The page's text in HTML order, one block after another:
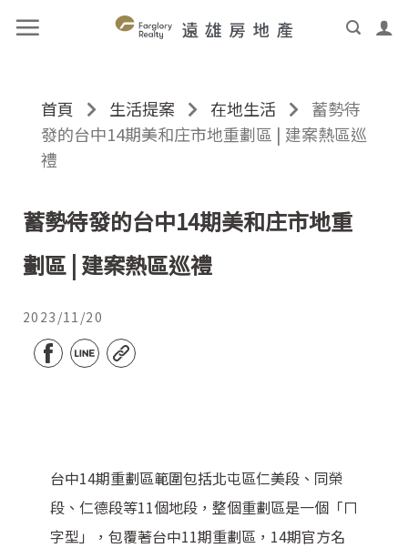
首頁 生活提案 在地生活
蓄勢待
發的台中14期美和庄市地重劃區 | 建案熱區巡
禮
蓄勢待發的台中14期美和庄市地重
劃區 | 建案熱區巡禮
2023/11/20
台中14期重劃區範圍包括北屯區仁美段、同榮
段、仁德段等11個地段，整個重劃區是一個「ㄇ
字型」，包覆著台中11期重劃區，14期官方名